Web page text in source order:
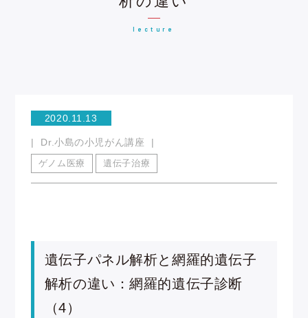
lecture
2020.11.13
Dr.小島の小児がん講座
ゲノム医療 遺伝子治療
遺伝子パネル解析と網羅的遺伝子
解析の違い：網羅的遺伝子診断
（4）